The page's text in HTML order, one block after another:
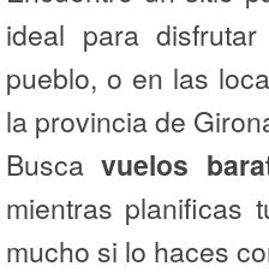
ideal para
pueblo, o en las
la provincia de
Buscavuelos
mientras planificas
mucho si lo haces